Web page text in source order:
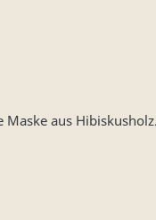
aus